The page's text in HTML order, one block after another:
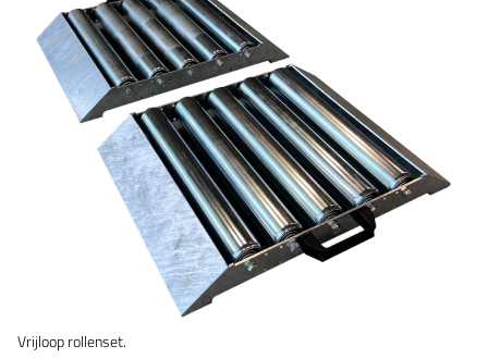
Vrijloop rollenset.